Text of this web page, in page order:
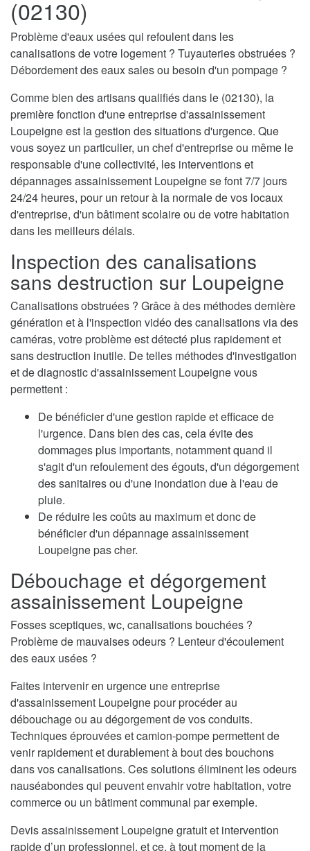
(02130)
Problème d'eaux usées qui refoulent dans les
canalisations de votre logement ? Tuyauteries obstruées ?
Débordement des eaux sales ou besoin d'un pompage ?
Comme bien des artisans qualifiés dans le (02130), la
première fonction d'une entreprise d'assainissement
Loupeigne est la gestion des situations d'urgence. Que
vous soyez un particulier, un chef d'entreprise ou même le
responsable d'une collectivité, les interventions et
dépannages assainissement Loupeigne se font 7/7 jours
24/24 heures, pour un retour à la normale de vos locaux
d'entreprise, d'un bâtiment scolaire ou de votre habitation
dans les meilleurs délais.
Inspection des canalisations
sans destruction sur Loupeigne
Canalisations obstruées ? Grâce à des méthodes dernière
génération et à l'inspection vidéo des canalisations via des
caméras, votre problème est détecté plus rapidement et
sans destruction inutile. De telles méthodes d'investigation
et de diagnostic d'assainissement Loupeigne vous
permettent :
De bénéficier d'une gestion rapide et efficace de
l'urgence. Dans bien des cas, cela évite des
dommages plus importants, notamment quand il
s'agit d'un refoulement des égouts, d'un dégorgement
des sanitaires ou d'une inondation due à l'eau de
pluie.
De réduire les coûts au maximum et donc de
bénéficier d'un dépannage assainissement
Loupeigne pas cher.
Débouchage et dégorgement
assainissement Loupeigne
Fosses sceptiques, wc, canalisations bouchées ?
Problème de mauvaises odeurs ? Lenteur d'écoulement
des eaux usées ?
Faites intervenir en urgence une entreprise
d'assainissement Loupeigne pour procéder au
débouchage ou au dégorgement de vos conduits.
Techniques éprouvées et camion-pompe permettent de
venir rapidement et durablement à bout des bouchons
dans vos canalisations. Ces solutions éliminent les odeurs
nauséabondes qui peuvent envahir votre habitation, votre
commerce ou un bâtiment communal par exemple.
Devis assainissement Loupeigne gratuit et intervention
rapide d’un professionnel, et ce, à tout moment de la